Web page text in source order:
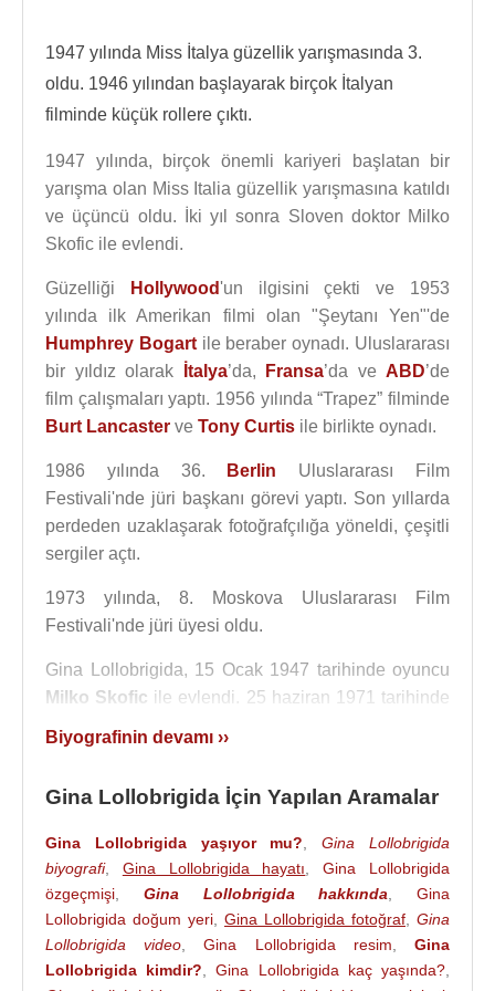
1947 yılında Miss İtalya güzellik yarışmasında 3.
oldu. 1946 yılından başlayarak birçok İtalyan
filminde küçük rollere çıktı.
1947 yılında, birçok önemli kariyeri başlatan bir
yarışma olan Miss Italia güzellik yarışmasına katıldı
ve üçüncü oldu. İki yıl sonra Sloven doktor Milko
Skofic ile evlendi.
Güzelliği Hollywood 'un ilgisini çekti ve 1953
yılında ilk Amerikan filmi olan "Şeytanı Yen"'de
Humphrey Bogartile beraber oynadı. Uluslararası
bir yıldız olarak
İtalya’da, Fransa’da ve ABD’de
film çalışmaları yaptı. 1956 yılında “Trapez” filminde
Burt Lancaster ve Tony Curtis ile birlikte oynadı.
1986 yılında 36. Berlin Uluslararası Film
Festivali'nde jüri başkanı görevi yaptı. Son yıllarda
perdeden uzaklaşarak fotoğrafçılığa yöneldi, çeşitli
sergiler açtı.
1973 yılında, 8. Moskova Uluslararası Film
Festivali'nde jüri üyesi oldu.
Gina Lollobrigida, 15 Ocak 1947 tarihinde oyuncu
Milko Skofic ile evlendi. 25 haziran 1971 tarihinde
vardır.
2006 Ekim ayında 45 yaşındaki İspanyol işadamı,
2006 tarihinde ayrıldılar.
Bir süredir Roma
'daki bir hastanede tedavi gören
Gina Lollobrigida, 16 Ocak 2023 tarihinde 96
yaşında öldü.
Biyografinin devamı ››
Gina Lollobrigida İçin Yapılan Aramalar
Gina Lollobrigida yaşıyor mu? ,Gina Lollobrigida
biyografi, Gina Lollobrigida hayatı ,Gina Lollobrigida
özgeçmişi
Gina Lollobrigida hakkında
Gina
Lollobrigida doğum yeri
Gina Lollobrigida fotoğraf
Gina
Lollobrigida video ,Gina Lollobrigida resim ,Gina
Lollobrigida kimdir? ,Gina Lollobrigida kaç yaşında?